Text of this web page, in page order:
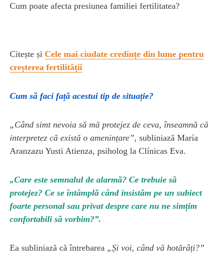
Cum poate afecta presiunea familiei fertilitatea?
Citește și Cele mai ciudate credințe din lume pentru
creșterea fertilității
Cum să faci față acestui tip de situație?
„Când simt nevoia să mă protejez de ceva, înseamnă că
interpretez că există o amenințare”, subliniază María
Aranzazu Yusti Atienza, psiholog la Clínicas Eva.
„Care este semnalul de alarmă? Ce trebuie să
protejez? Ce se întâmplă când insistăm pe un subiect
foarte personal sau privat despre care nu ne simțim
confortabili să vorbim?”.
Ea subliniază că întrebarea „Și voi, când vă hotărâți?”